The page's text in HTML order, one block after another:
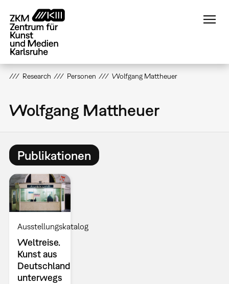
zum
Inhalt
Research Personen Wolfgang Mattheuer
Wolfgang Mattheuer
Publikationen
Ausstellungskatalog
Weltreise.
Kunst aus
Deutschland
unterwegs